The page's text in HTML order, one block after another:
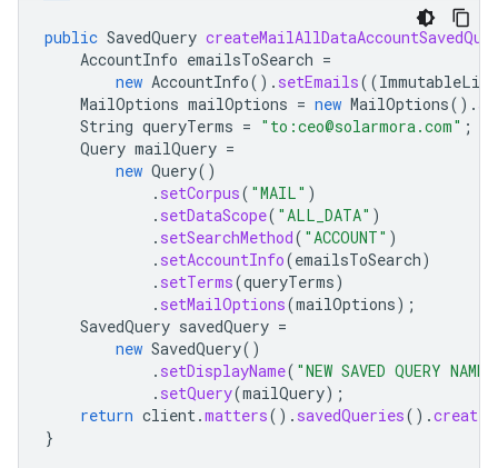
public SavedQuery
AccountInfo emailsToSearch =
new AccountInfo(). setEmails((ImmutableList
MailOptions mailOptions = new MailOptions().
String queryTerms = "to:ceo@solarmora.com" ;
Query mailQuery =
new Query()
. setCorpus( "MAIL" )
. setDataScope( "ALL_DATA" )
. setSearchMethod( "ACCOUNT" )
. setAccountInfo(emailsToSearch)
. setTerms(queryTerms)
. setMailOptions(mailOptions);
SavedQuery savedQuery =
new SavedQuery()
. setDisplayName( "NEW SAVED QUERY NAME"
. setQuery(mailQuery);
return client.matters(). savedQueries().create
}